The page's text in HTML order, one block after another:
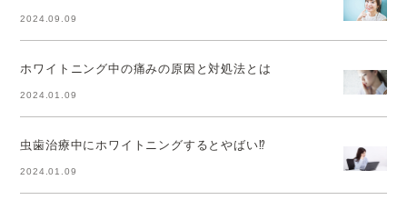
2024.09.09
ホワイトニング中の痛みの原因と対処法とは
2024.01.09
虫歯治療中にホワイトニングするとやばい⁉
2024.01.09